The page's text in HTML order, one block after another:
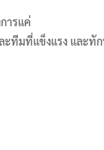
ารแค่
ทีมที่แข็งแรง และทัก